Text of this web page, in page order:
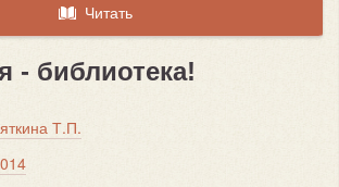
Читать
- библиотека!
Т.П.